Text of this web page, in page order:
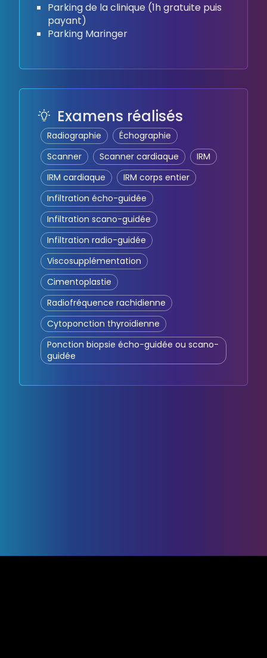
Parking de la clinique (1h gratuite puis
payant)
Parking Maringer
Examens réalisés
Radiographie
Échographie
Scanner
Scanner cardiaque
IRM
IRM cardiaque
IRM corps entier
Infiltration écho-guidée
Infiltration scano-guidée
Infiltration radio-guidée
Viscosupplémentation
Cimentoplastie
Radiofréquence rachidienne
Cytoponction thyroïdienne
Ponction biopsie écho-guidée ou scano-
guidée